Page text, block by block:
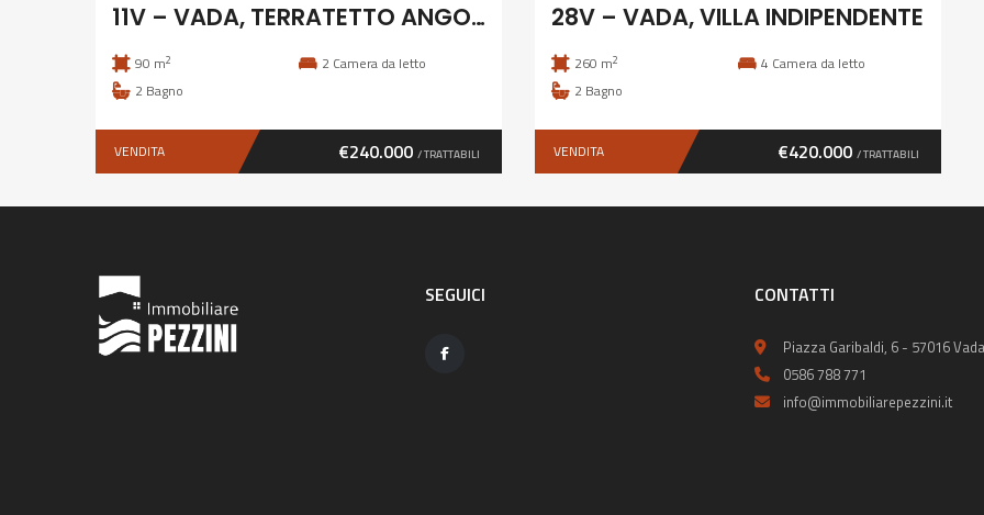
11V – VADA, TERRATETTO ANGOLARE CON GIARDINO E GARAGE
90 m2 2 Camera da letto
2 Bagno
VENDITA €240.000 / TRATTABILI
28V – VADA, VILLA INDIPENDENTE
260 m2 4 Camera da letto
2 Bagno
VENDITA €420.000 / TRATTABILI
SEGUICI CONTATTI
Piazza Garibaldi, 6 - 57016
0586 788 771
info@immobiliarepezzini.it